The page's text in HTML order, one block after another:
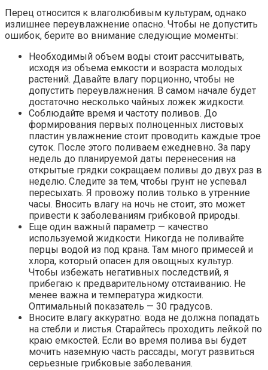
Перец относится к влаголюбивым культурам, однако
излишнее переувлажнение опасно. Чтобы не допустить
ошибок, берите во внимание следующие моменты:
Необходимый объем воды стоит рассчитывать,
исходя из объема емкости и возраста молодых
растений. Давайте влагу порционно, чтобы не
допустить переувлажнения. В самом начале будет
достаточно несколько чайных ложек жидкости.
Соблюдайте время и частоту поливов. До
формирования первых полноценных листовых
пластин увлажнение стоит проводить каждые трое
суток. После этого поливаем ежедневно. За пару
недель до планируемой даты перенесения на
открытые грядки сокращаем поливы до двух раз в
неделю. Следите за тем, чтобы грунт не успевал
пересыхать. Я провожу полив только в утренние
часы. Вносить влагу на ночь не стоит, это может
привести к заболеваниям грибковой природы.
Еще один важный параметр — качество
используемой жидкости. Никогда не поливайте
перцы водой из под крана. Там много примесей и
хлора, который опасен для овощных культур.
Чтобы избежать негативных последствий, я
прибегаю к предварительному отстаиванию. Не
менее важна и температура жидкости.
Оптимальный показатель — 30 градусов.
Вносите влагу аккуратно: вода не должна попадать
на стебли и листья. Старайтесь проходить лейкой по
краю емкостей. Если во время полива вы будет
мочить наземную часть рассады, могут развиться
серьезные грибковые заболевания.